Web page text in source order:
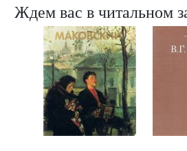
Ждем вас в читальном